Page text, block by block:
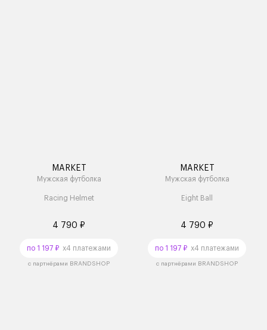
MARKET
Мужская футболка
Racing Helmet
4 790 ₽
по 1 197 ₽ x4 платежами
с партнёрами BRANDSHOP
MARKET
Мужская футболка
Eight Ball
4 790 ₽
по 1 197 ₽ x4 платежами
с партнёрами BRANDSHOP